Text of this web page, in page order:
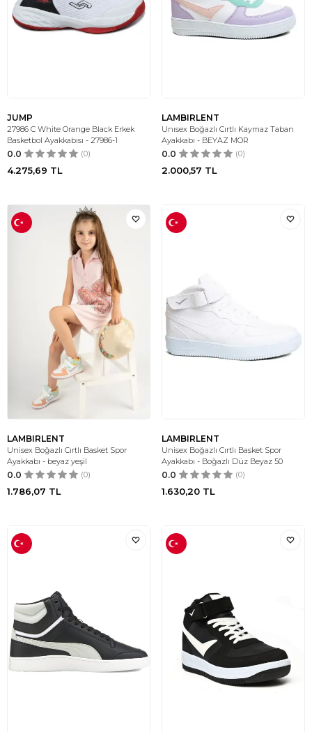
JUMP
27986 C White Orange Black Erkek
Basketbol Ayakkabısı - 27986-1
0.0 (0)
4.275,69 TL
LAMBIRLENT
Unısex Boğazlı Cırtlı Kaymaz Taban
Ayakkabı - BEYAZ MOR
0.0 (0)
2.000,57 TL
LAMBIRLENT
Unisex Boğazlı Cırtlı Basket Spor
Ayakkabı - beyaz yeşil
0.0 (0)
1.786,07 TL
LAMBIRLENT
Unisex Boğazlı Cırtlı Basket Spor
Ayakkabı - Boğazlı Düz Beyaz 50
0.0 (0)
1.630,20 TL